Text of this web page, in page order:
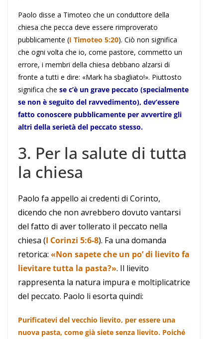
Paolo disse a Timoteo che un conduttore della
chiesa che pecca deve essere rimproverato
pubblicamente (I Timoteo 5:20). Ciò non significa
che ogni volta che io, come pastore, commetto un
errore, i membri della chiesa debbano alzarsi di
fronte a tutti e dire: «Mark ha sbagliato!». Piuttosto
significa che se c’è un grave peccato (specialmente
se non è seguito del ravvedimento), dev’essere
fatto conoscere pubblicamente per avvertire gli
altri della serietà del peccato stesso.
3. Per la salute di tutta
la chiesa
Paolo fa appello ai credenti di Corinto,
dicendo che non avrebbero dovuto vantarsi
del fatto di aver tollerato il peccato nella
chiesa (I Corinzi 5:6-8). Fa una domanda
retorica: «Non sapete che un po’ di lievito fa
lievitare tutta la pasta?». Il lievito
rappresenta la natura impura e moltiplicatrice
del peccato. Paolo li esorta quindi:
Purificatevi del vecchio lievito, per essere una
nuova pasta, come già siete senza lievito. Poiché